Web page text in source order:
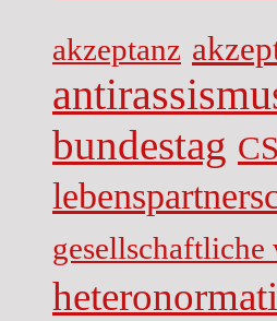
akzeptanz
bundestag
gesellschaftliche